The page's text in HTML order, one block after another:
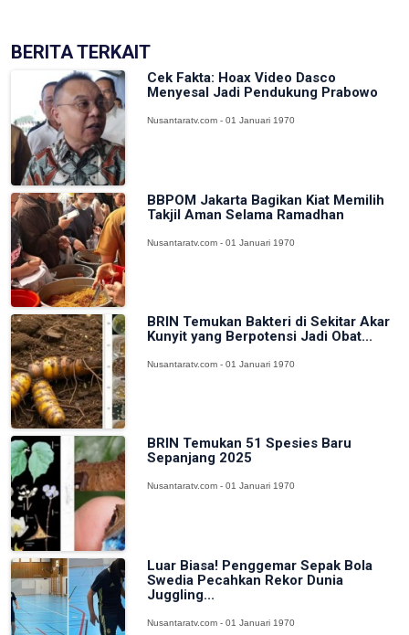
BERITA TERKAIT
Cek Fakta: Hoax Video Dasco
Menyesal Jadi Pendukung Prabowo
Nusantaratv.com - 01 Januari 1970
BBPOM Jakarta Bagikan Kiat Memilih
Takjil Aman Selama Ramadhan
Nusantaratv.com - 01 Januari 1970
BRIN Temukan Bakteri di Sekitar Akar
Kunyit yang Berpotensi Jadi Obat...
Nusantaratv.com - 01 Januari 1970
BRIN Temukan 51 Spesies Baru
Sepanjang 2025
Nusantaratv.com - 01 Januari 1970
Luar Biasa! Penggemar Sepak Bola
Swedia Pecahkan Rekor Dunia
Juggling...
Nusantaratv.com - 01 Januari 1970